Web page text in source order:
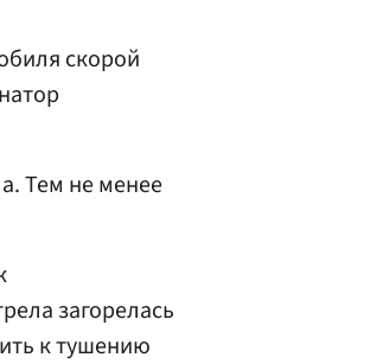
скорой
Тем не менее
загорелась
к тушению